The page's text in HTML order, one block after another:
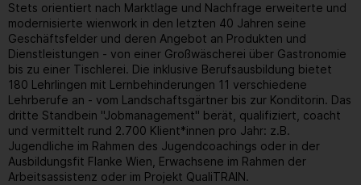
Stets orientiert nach Marktlage und Nachfrage erweiterte und
modernisierte wienwork in den letzten 40 Jahren seine
Geschäftsfelder und deren Angebot an Produkten und
Dienstleistungen - von einer Großwäscherei über Gastronomie
bis zu einer Tischlerei. Die inklusive Berufsausbildung bietet
180 Lehrlingen mit Lernbehinderungen 11 verschiedene
Lehrberufe an - vom Landschaftsgärtner bis zur Konditorin. Das
dritte Standbein "Jobmanagement" berät, qualifiziert, coacht
und vermittelt rund 2.700 Klient*innen pro Jahr: z.B.
Jugendliche im Rahmen des Jugendcoachings oder in der
Ausbildungsfit Flanke Wien, Erwachsene im Rahmen der
Arbeitsassistenz oder im Projekt QualiTRAIN.